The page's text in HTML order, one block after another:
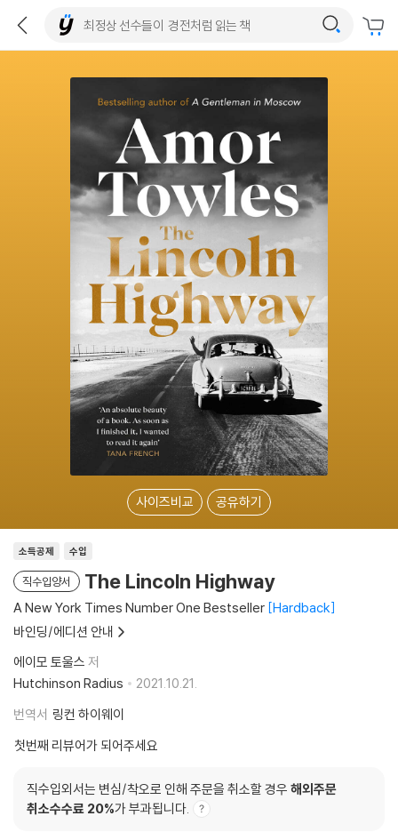
사이즈비교 공유하기
소득공제 수입
직수입양서 The Lincoln Highway
A New York Times Number One Bestseller Hardback
바인딩/에디션 안내
에이모 토울스 저
Hutchinson Radius
2021.10.21.
번역서 링컨 하이웨이
첫번째 리뷰어가 되어주세요
직수입외서는 변심/착오로 인해 주문을 취소할 경우 해외주문
취소수수료 20%가 부과됩니다.